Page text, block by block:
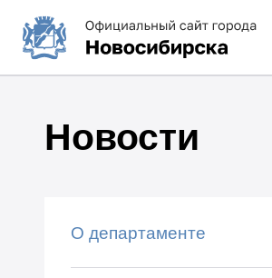
Новости
О департаменте